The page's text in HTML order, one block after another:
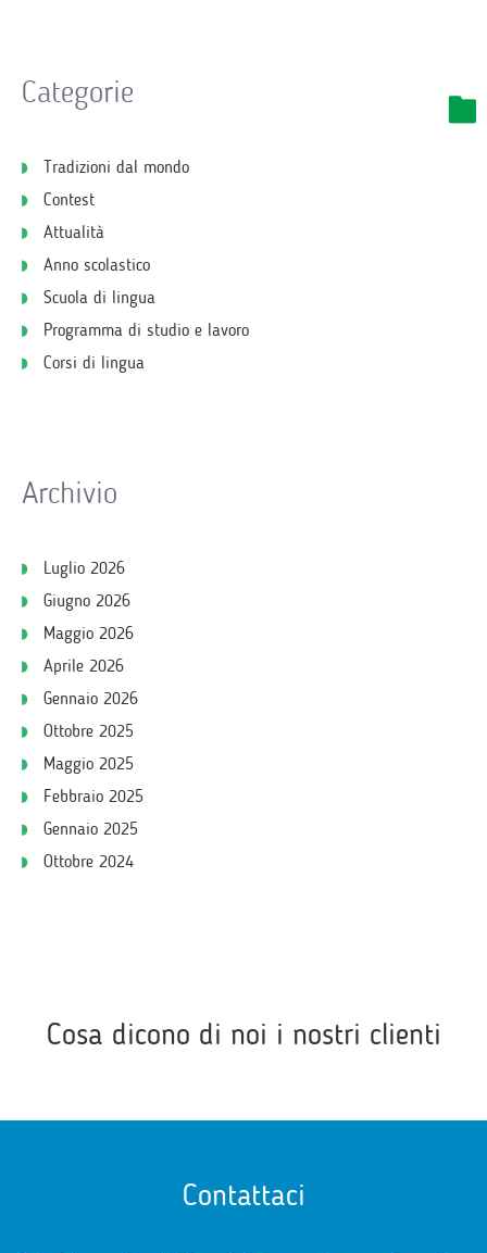
Categorie
Tradizioni dal mondo
Contest
Attualità
Anno scolastico
Scuola di lingua
Programma di studio e lavoro
Corsi di lingua
Archivio
Luglio 2026
Giugno 2026
Maggio 2026
Aprile 2026
Gennaio 2026
Ottobre 2025
Maggio 2025
Febbraio 2025
Gennaio 2025
Ottobre 2024
Cosa dicono di noi i nostri clienti
Contattaci